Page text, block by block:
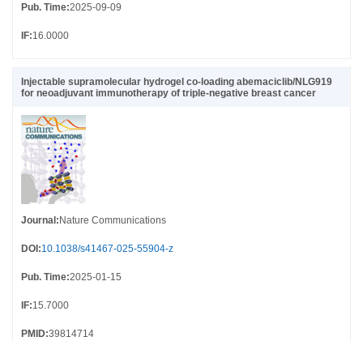
Pub. Time:2025-09-09
IF:16.0000
Injectable supramolecular hydrogel co-loading abemaciclib/NLG919
for neoadjuvant immunotherapy of triple-negative breast cancer
Journal : Nature Communications
DOI :10.1038/s41467-025-55904-z
Pub. Time:2025-01-15
IF:15.7000
PMID:39814714